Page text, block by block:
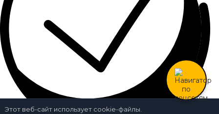
Этот веб-сайт использует cookie-файлы.